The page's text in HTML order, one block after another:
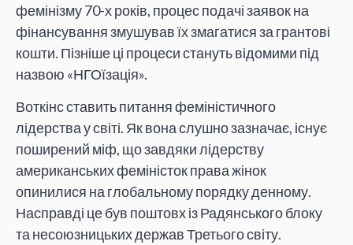
фемінізму 70-х років, процес подачі заявок на
фінансування змушував їх змагатися за грантові
кошти. Пізніше ці процеси стануть відомими під
назвою «НГОїзація».
Воткінс ставить питання феміністичного
лідерства у світі. Як вона слушно зазначає, існує
поширений міф, що завдяки лідерству
американських феміністок права жінок
опинилися на глобальному порядку денному.
Насправді це був поштовх із Радянського блоку
та несоюзницьких держав Третього світу.